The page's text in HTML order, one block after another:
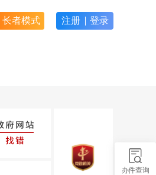
长者模式 注册 登录
办件查询